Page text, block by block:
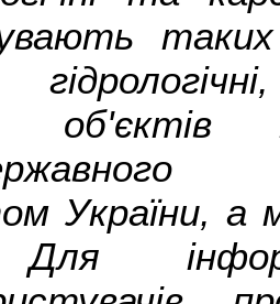
таких
об'єктів
України, а
Для